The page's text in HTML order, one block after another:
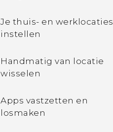
Je thuis- en werklocaties
instellen
Handmatig van locatie
wisselen
Apps vastzetten en
losmaken